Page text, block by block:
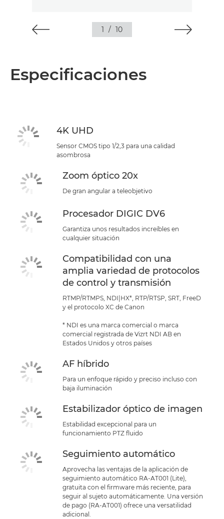
1 / 10
Especificaciones
4K UHD
Sensor CMOS tipo 1/2,3 para una calidad
asombrosa
Zoom óptico 20x
De gran angular a teleobjetivo
Procesador DIGIC DV6
Garantiza unos resultados increíbles en
cualquier situación
Compatibilidad con una
amplia variedad de protocolos
de control y transmisión
RTMP/RTMPS, NDI|HX*, RTP/RTSP, SRT, FreeD
y el protocolo XC de Canon
* NDI es una marca comercial o marca
comercial registrada de Vizrt NDI AB en
Estados Unidos y otros países
AF híbrido
Para un enfoque rápido y preciso incluso con
baja iluminación
Estabilizador óptico de imagen
Estabilidad excepcional para un
funcionamiento PTZ fluido
Seguimiento automático
Aprovecha las ventajas de la aplicación de
seguimiento automático RA-AT001 (Lite),
gratuita con el firmware más reciente, para
seguir al sujeto automáticamente. Una versión
de pago (RA-AT001) ofrece una versatilidad
adicional.